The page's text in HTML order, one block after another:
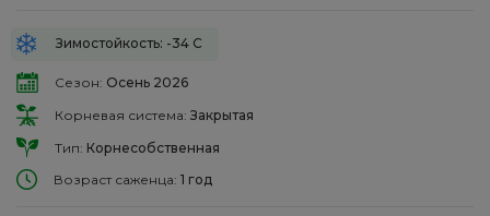
Зимостойкость: -34 С
Сезон: Осень 2026
Корневая система: Закрытая
Тип: Корнесобственная
Возраст саженца: 1 год